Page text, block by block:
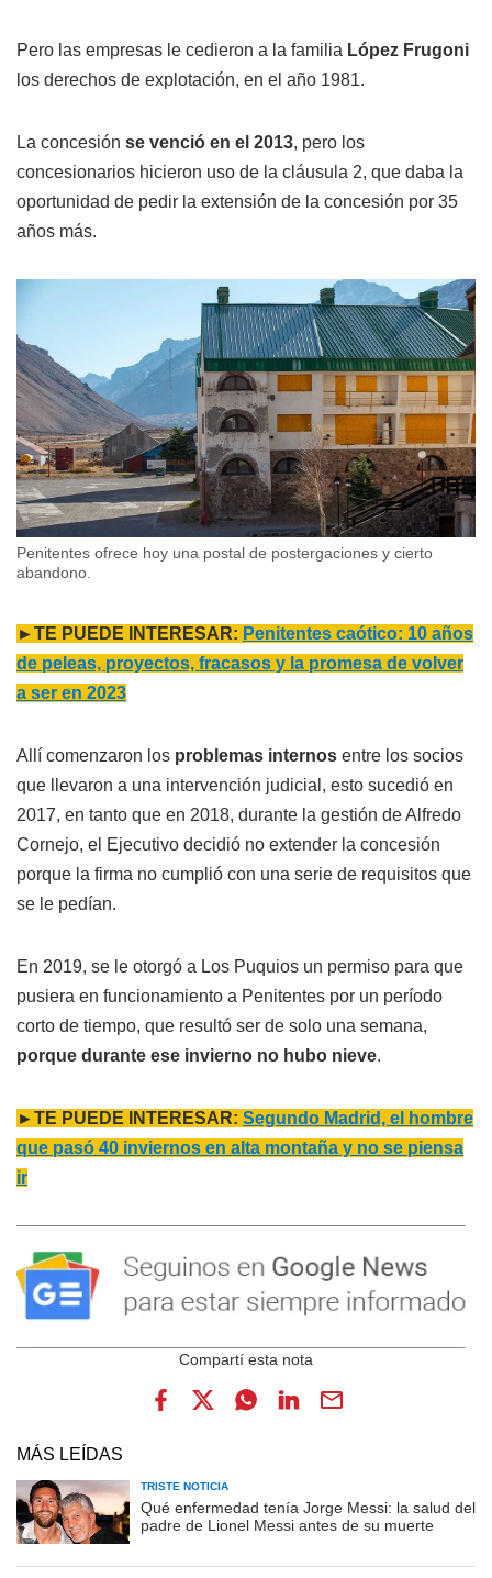
Pero las empresas le cedieron a la familia López Frugoni
los derechos de explotación, en el año 1981.
La concesión se venció en el 2013, pero los
concesionarios hicieron uso de la cláusula 2, que daba la
oportunidad de pedir la extensión de la concesión por 35
años más.
Penitentes ofrece hoy una postal de postergaciones y cierto
abandono.
►TE PUEDE INTERESAR: Penitentes caótico: 10 años
de peleas, proyectos, fracasos y la promesa de volver
a ser en 2023
Allí comenzaron los problemas internos entre los socios
que llevaron a una intervención judicial, esto sucedió en
2017, en tanto que en 2018, durante la gestión de Alfredo
Cornejo, el Ejecutivo decidió no extender la concesión
porque la firma no cumplió con una serie de requisitos que
se le pedían.
En 2019, se le otorgó a Los Puquios un permiso para que
pusiera en funcionamiento a Penitentes por un período
corto de tiempo, que resultó ser de solo una semana,
porque durante ese invierno no hubo nieve.
►TE PUEDE INTERESAR: Segundo Madrid, el hombre
que pasó 40 inviernos en alta montaña y no se piensa
ir
MÁS LEÍDAS
TRISTE NOTICIA
Qué enfermedad tenía Jorge Messi: la salud del
padre de Lionel Messi antes de su muerte